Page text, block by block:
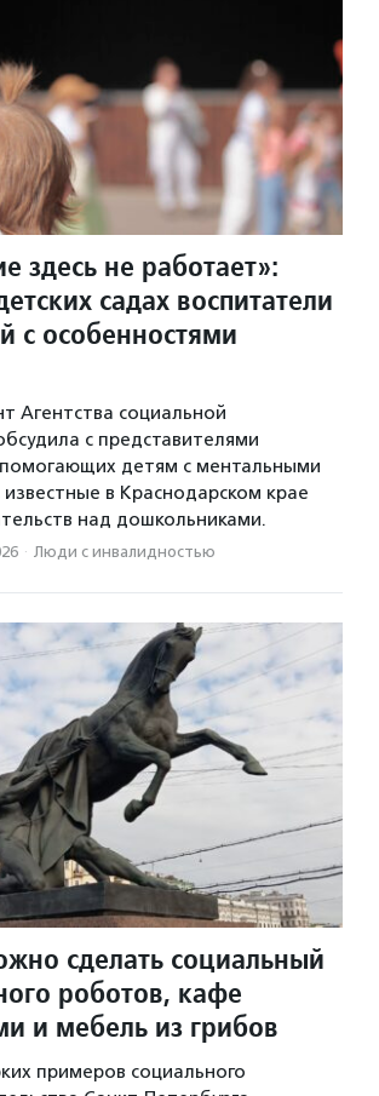
здесь не работает»:
садах воспитатели
с особенностями
Агентства социальной
с представителями
детям с ментальными
в Краснодарском крае
над дошкольниками.
· Люди с инвалидностью
сделать социальный
роботов, кафе
и мебель из грибов
примеров социального